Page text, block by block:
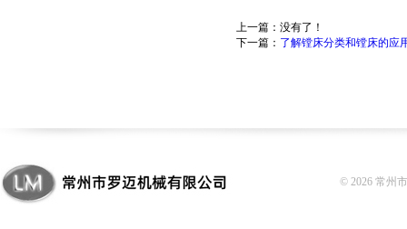
上一篇：没有了！
下一篇： 了解镗床分类和镗床的应
© 2026 常州